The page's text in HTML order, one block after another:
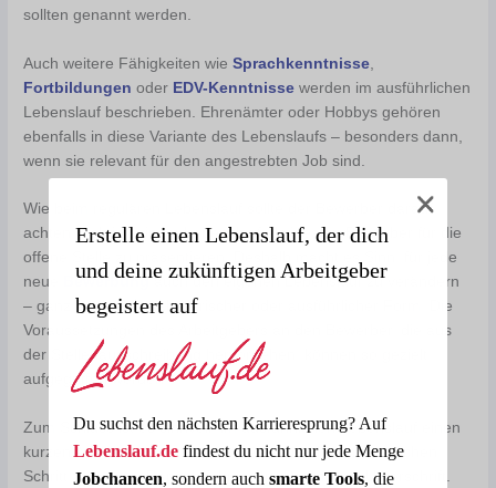
sollten genannt werden.
Auch weitere Fähigkeiten wieSprachkenntnisse
Fortbildungen oder EDV-Kenntnisse werden im ausführlichen
Lebenslauf beschrieben. Ehrenämter oder Hobbys gehören
ebenfalls in diese Variante des Lebenslaufs – besonders dann,
wenn sie relevant für den angestrebten Job sind.
Wie beim regulären Lebenslauf sollte der Bewerber darauf
achten, sich in seinem Lebenslauf als idealen Bewerber für die
offene Stelle zu präsentieren. Deshalb macht es Sinn, für jede
neue
Bewerbungauch den eigenen Lebenslauf zu verändern
– ganz egal, ob in tabellarischer oder ausführlicher Form. Die
Voraussetzungen des Arbeitgebers an den Bewerber, die aus
der Stellenausschreibung hervorgehen, können so gezielt
aufgegriffen werden.
Zum Schluss ist es sinnvoll, im ausführlichen Lebenslauf einen
kurzen Ausblick auf den angestrebten nächsten beruflichen
Schritt zu geben. Danach folgen Ort, Datum und Unterschrift.
Erstelle einen Lebenslauf, der dich
und deine zukünftigen Arbeitgeber
begeistert auf
Du suchst den nächsten Karrieresprung? Auf
Lebenslauf.defindest du nicht nur jede Menge
Jobchancen, sondern auch smarte Tools, die